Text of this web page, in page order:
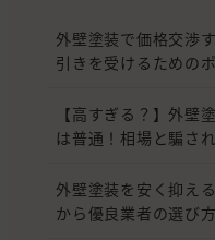
外壁塗装で価格交渉
引きを受けるための
【高すぎる？】外壁
は普通！相場と騙さ
外壁塗装を安く抑え
から優良業者の選び